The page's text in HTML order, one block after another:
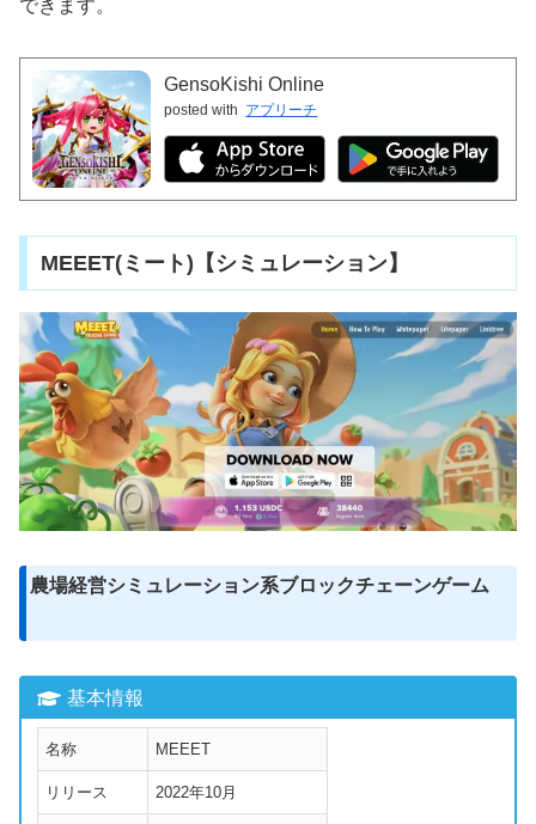
できます。
GensoKishi Online
posted with アプリーチ
MEEET(ミート)【シミュレーション】
農場経営シミュレーション系ブロックチェーンゲーム
基本情報
名称 MEEET
リリース 2022年10月